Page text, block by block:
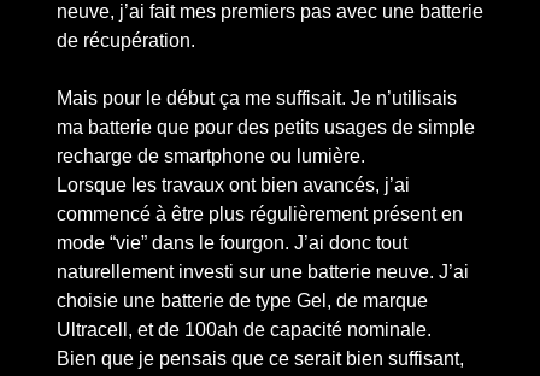
neuve, j’ai fait mes premiers pas avec une batterie
de récupération.
Mais pour le début ça me suffisait. Je n’utilisais
ma batterie que pour des petits usages de simple
recharge de smartphone ou lumière.
Lorsque les travaux ont bien avancés, j’ai
commencé à être plus régulièrement présent en
mode “vie” dans le fourgon. J’ai donc tout
naturellement investi sur une batterie neuve. J’ai
choisie une batterie de type Gel, de marque
Ultracell, et de 100ah de capacité nominale.
Bien que je pensais que ce serait bien suffisant,